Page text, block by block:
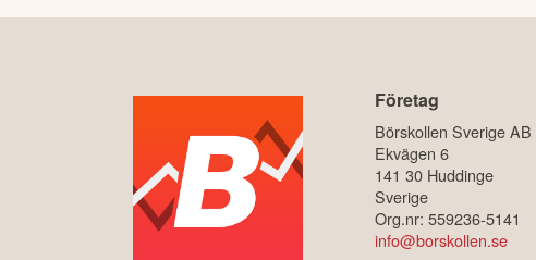
Företag
Börskollen Sverige AB
Ekvägen 6
141 30 Huddinge
Sverige
Org.nr: 559236-5141
info@borskollen.se